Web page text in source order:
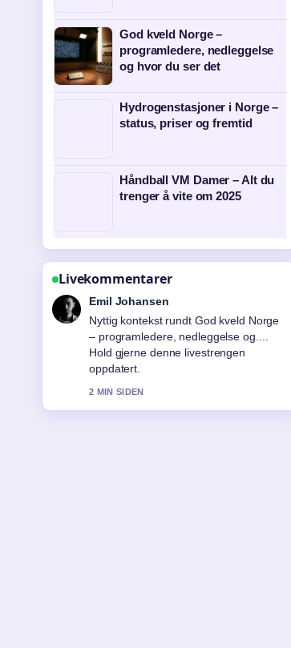
God kveld Norge –
programledere, nedleggelse
og hvor du ser det
Hydrogenstasjoner i Norge –
status, priser og fremtid
Håndball VM Damer – Alt du
trenger å vite om 2025
Livekommentarer
Andreas Dahl
Dekningen av Overnatting i Stavanger
– beste hotell og... oppleves solid og
lett a folge.
4 MIN SIDEN